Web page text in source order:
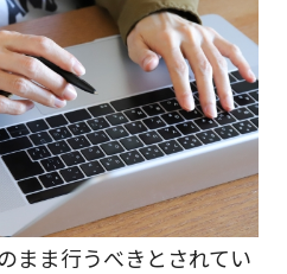
まま行うべきとされてい